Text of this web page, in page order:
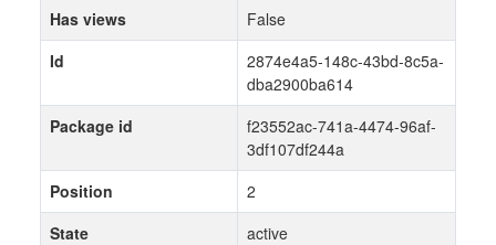
Has views
False
Id
2874e4a5-148c-43bd-8c5a-
dba2900ba614
Package id
f23552ac-741a-4474-96af-
3df107df244a
Position
2
State
active